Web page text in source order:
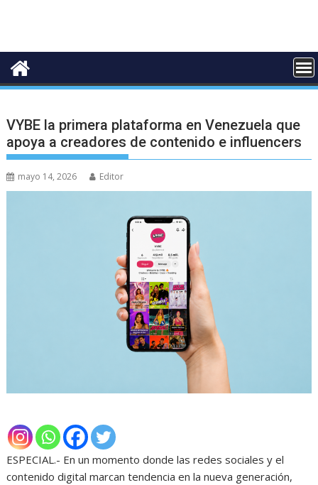
VYBE la primera plataforma en Venezuela que
apoya a creadores de contenido e influencers
mayo 14, 2026 Editor
ESPECIAL.- En un momento donde las redes sociales y el
contenido digital marcan tendencia en la nueva generación,